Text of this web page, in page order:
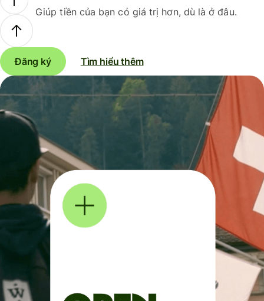
Giúp tiền của bạn có giá trị hơn, dù là ở đâu.
Đăng ký Tìm hiểu thêm